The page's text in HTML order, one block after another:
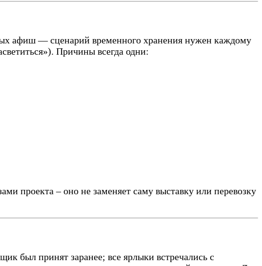
афиш — сценарий временного хранения нужен каждому
Причины всегда одни:
проекта – оно не заменяет саму выставку или перевозку
был принят заранее; все ярлыки встречались с